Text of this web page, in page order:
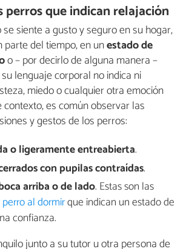
perros que indican relajación
siente a gusto y seguro en su hogar,
parte del tiempo, en unestado de
o – por decirlo de alguna manera –
lenguaje corporal no indica ni
miedo o cualquier otra emoción
contexto, es común observar las
y gestos de los perros:
o ligeramente entreabierta.
con pupilas contraídas.
arriba o de lado. Estas son las
al dormirque indican un estado de
confianza.
junto a su tutor u otra persona de